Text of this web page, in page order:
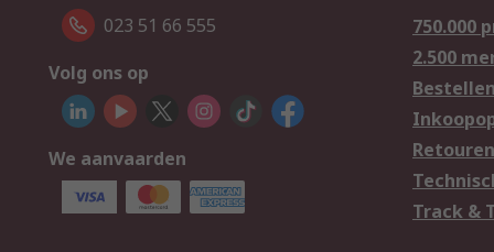
023 51 66 555
Volg ons op
We aanvaarden
750.000
2.500
Bestellen
Retouren
Track &